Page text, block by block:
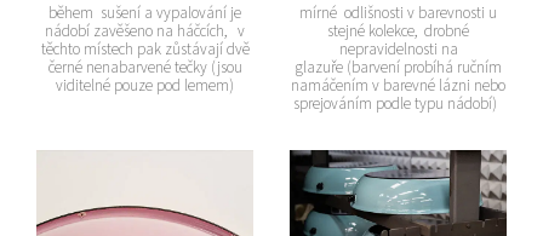
během sušení a vypalování je
nádobí zavěšeno na háčcích, v
těchto místech pak zůstávají dvě
černé nenabarvené tečky (jsou
viditelné pouze pod lemem)
mírné odlišnosti v barevnosti u
stejné kolekce, drobné
nepravidelnosti na
glazuře (barvení probíhá ručním
namáčením v barevné lázni nebo
sprejováním podle typu nádobí)